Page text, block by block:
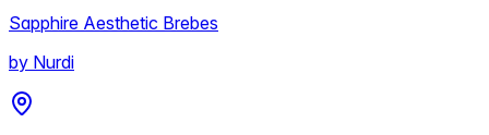
Sapphire Aesthetic Brebes
by Nurdi